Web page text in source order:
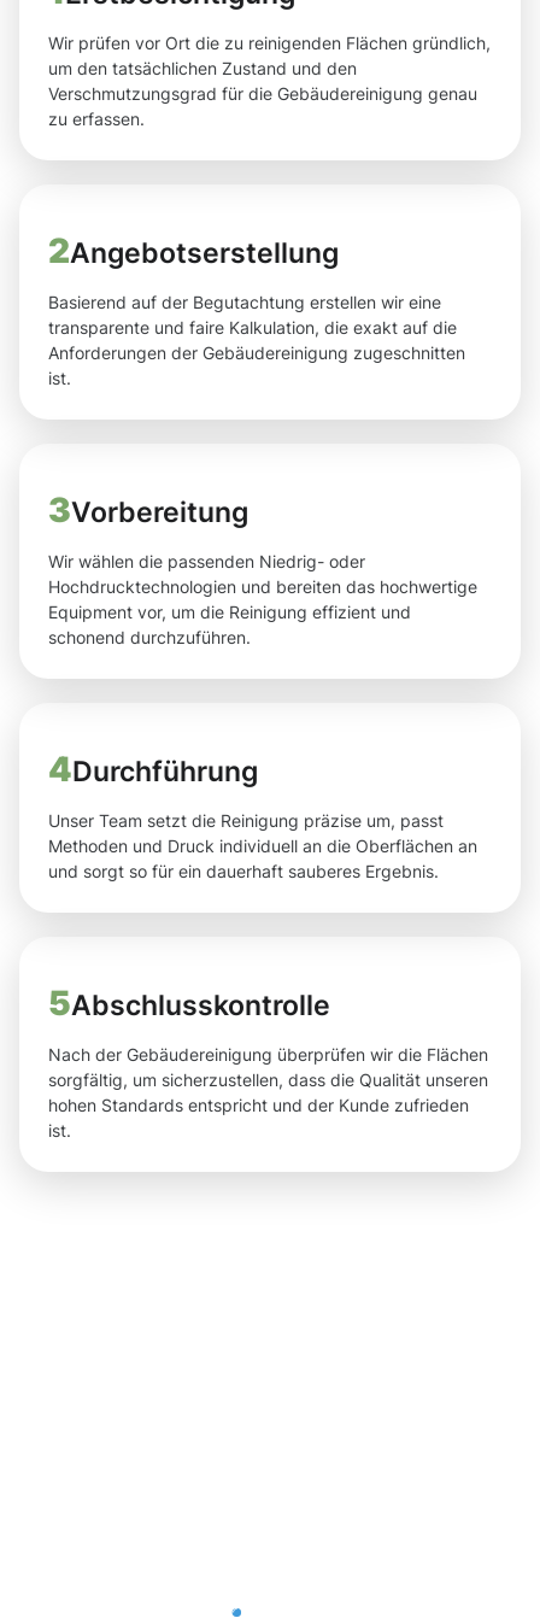
Wir prüfen vor Ort die zu reinigenden Flächen gründlich,
um den tatsächlichen Zustand und den
Verschmutzungsgrad für die Gebäudereinigung genau
zu erfassen.
2Angebotserstellung
Basierend auf der Begutachtung erstellen wir eine
transparente und faire Kalkulation, die exakt auf die
Anforderungen der Gebäudereinigung zugeschnitten
ist.
3Vorbereitung
Wir wählen die passenden Niedrig- oder
Hochdrucktechnologien und bereiten das hochwertige
Equipment vor, um die Reinigung effizient und
schonend durchzuführen.
4Durchführung
Unser Team setzt die Reinigung präzise um, passt
Methoden und Druck individuell an die Oberflächen an
und sorgt so für ein dauerhaft sauberes Ergebnis.
5Abschlusskontrolle
Nach der Gebäudereinigung überprüfen wir die Flächen
sorgfältig, um sicherzustellen, dass die Qualität unseren
hohen Standards entspricht und der Kunde zufrieden
ist.